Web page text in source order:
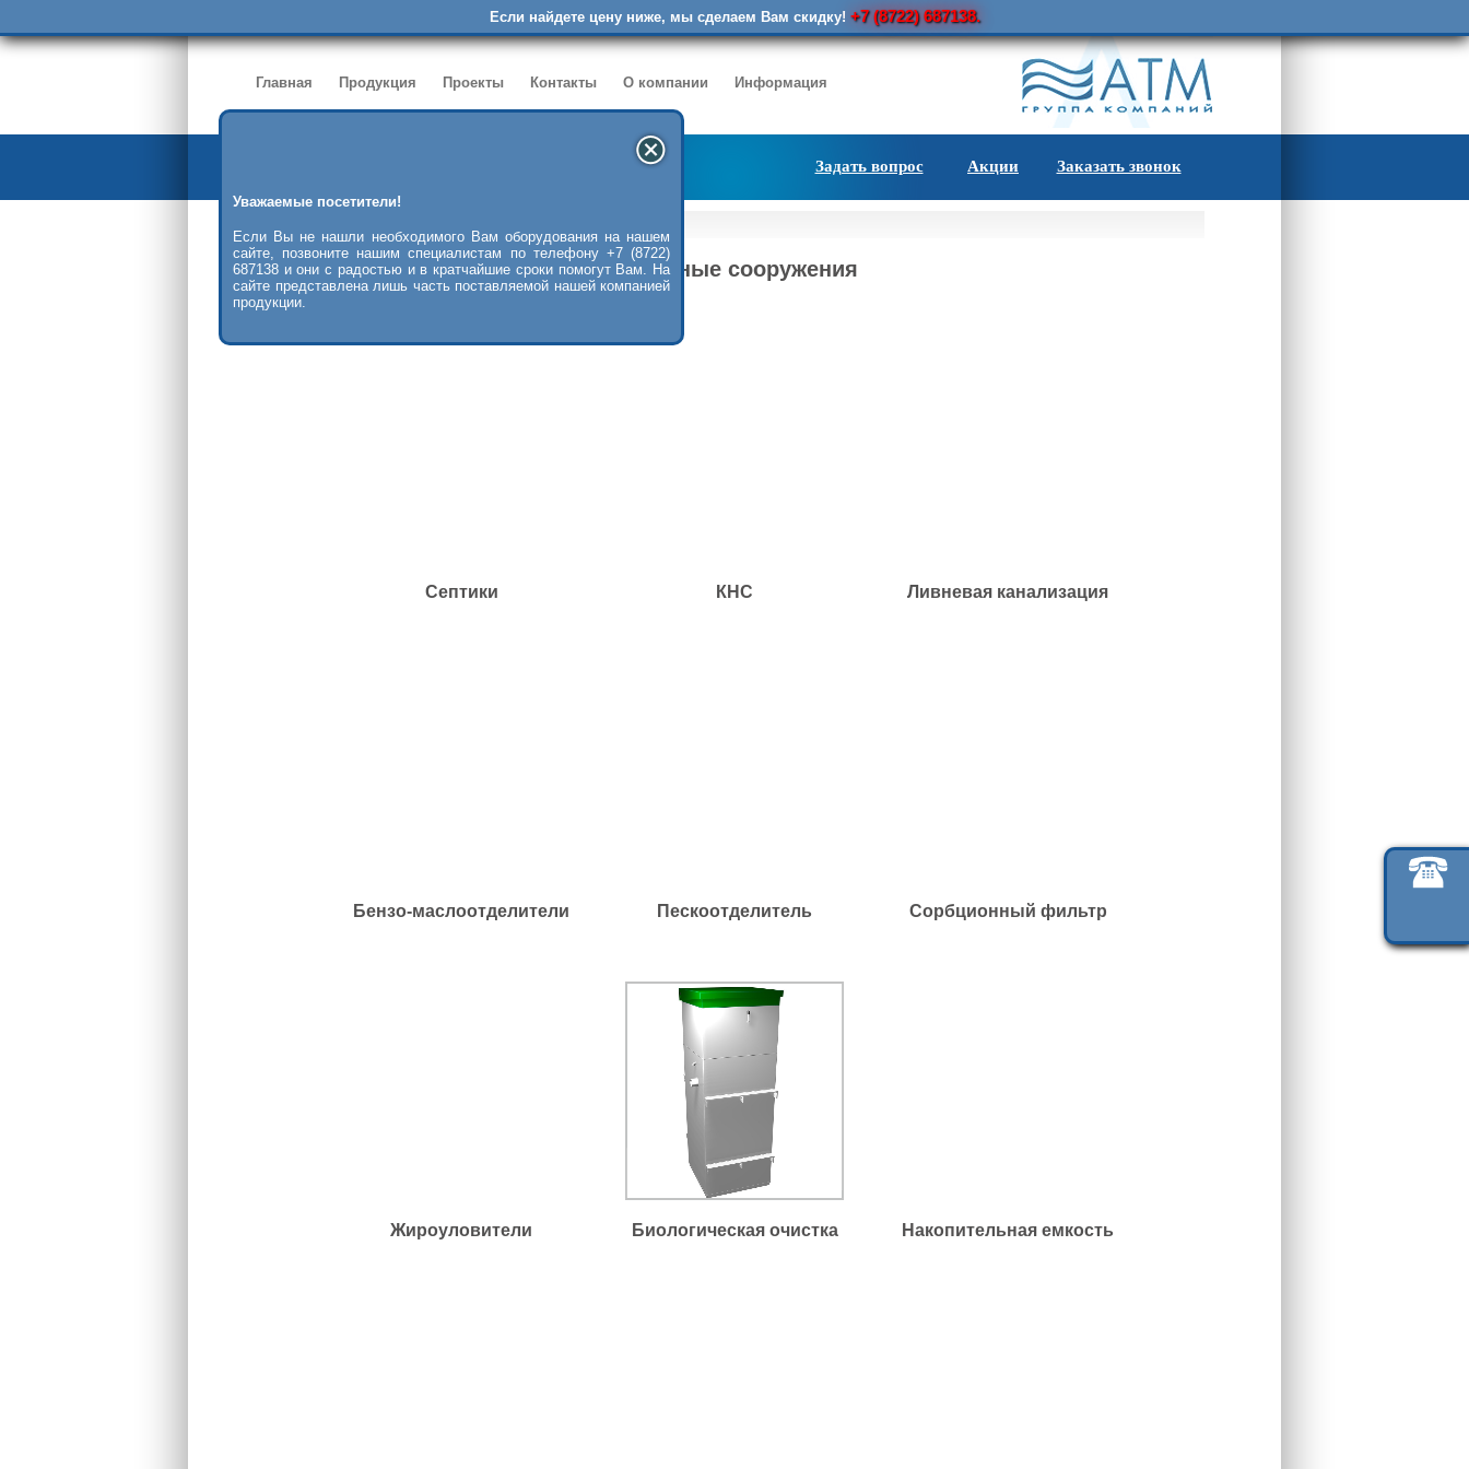
Уважаемые посетители!
Если Вы не нашли необходимого Вам оборудования на нашем
сайте, позвоните нашим специалистам по телефону +7 (8722)
687138 и они с радостью и в кратчайшие сроки помогут Вам. На
сайте представлена лишь часть поставляемой нашей компанией
продукции.
Если найдете цену ниже, мы сделаем Вам скидку! +7 (8722) 687138.
Главная Продукция Проекты Контакты О компании Информация
Задать вопрос Акции Заказать звонок
Очистные сооружения
Септики КНС Ливневая канализация
Бензо-маслоотделители Пескоотделитель Сорбционный фильтр
Жироуловители Биологическая очистка Накопительная емкость